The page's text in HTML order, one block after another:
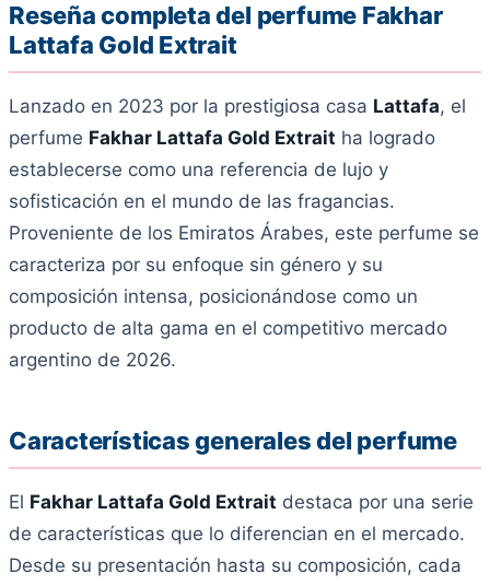
Reseña completa del perfume Fakhar
Lattafa Gold Extrait
Lanzado en 2023 por la prestigiosa casa Lattafa, el
perfume Fakhar Lattafa Gold Extrait ha logrado
establecerse como una referencia de lujo y
sofisticación en el mundo de las fragancias.
Proveniente de los Emiratos Árabes, este perfume se
caracteriza por su enfoque sin género y su
composición intensa, posicionándose como un
producto de alta gama en el competitivo mercado
argentino de 2026.
Características generales del perfume
El Fakhar Lattafa Gold Extrait destaca por una serie
de características que lo diferencian en el mercado.
Desde su presentación hasta su composición, cada